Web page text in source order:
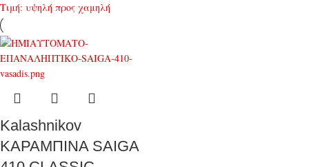
Τιμή: υψηλή προς χαμηλή
Kalashnikov
ΚΑΡΑΜΠΙΝΑ SAIGA